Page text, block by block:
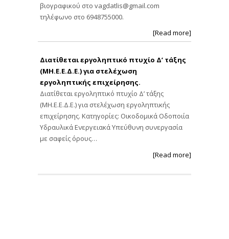
βιογραφικού στο vagdatlis@gmail.com
τηλέφωνο στο 6948755000.
[Read more]
Διατίθεται εργοληπτικό πτυχίο Δ’ τάξης
(ΜΗ.Ε.Ε.Δ.Ε.) για στελέχωση
εργοληπτικής επιχείρησης.
Διατίθεται εργοληπτικό πτυχίο Δ’ τάξης
(ΜΗ.Ε.Ε.Δ.Ε.) για στελέχωση εργοληπτικής
επιχείρησης. Κατηγορίες: Οικοδομικά Οδοποιία
Υδραυλικά Ενεργειακά Υπεύθυνη συνεργασία
με σαφείς όρους…
[Read more]